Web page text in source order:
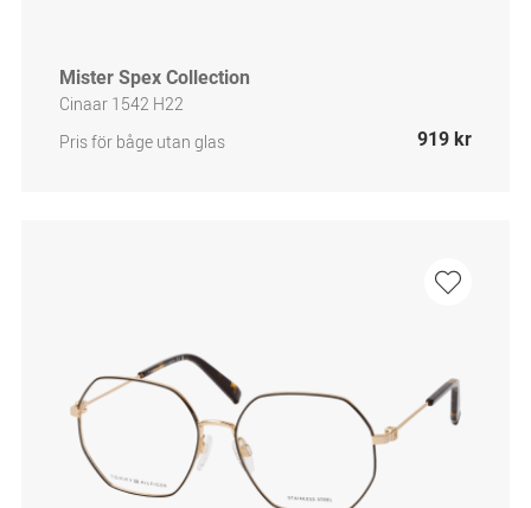
Mister Spex Collection
Cinaar 1542 H22
Pris för båge utan glas
919 kr